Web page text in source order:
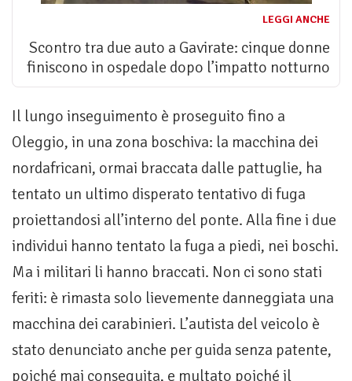
LEGGI ANCHE
Scontro tra due auto a Gavirate: cinque donne
finiscono in ospedale dopo l’impatto notturno
Il lungo inseguimento è proseguito fino a
Oleggio, in una zona boschiva: la macchina dei
nordafricani, ormai braccata dalle pattuglie, ha
tentato un ultimo disperato tentativo di fuga
proiettandosi all’interno del ponte. Alla fine i due
individui hanno tentato la fuga a piedi, nei boschi.
Ma i militari li hanno braccati. Non ci sono stati
feriti: è rimasta solo lievemente danneggiata una
macchina dei carabinieri. L’autista del veicolo è
stato denunciato anche per guida senza patente,
poiché mai conseguita, e multato poiché il